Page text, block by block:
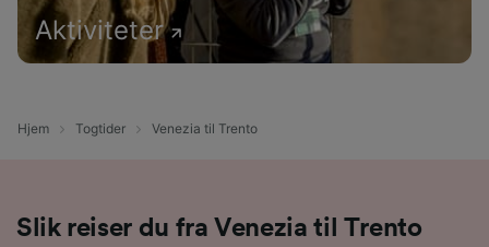
Aktiviteter
Hjem Togtider Venezia til Trento
Slik reiser du fra Venezia til Trento